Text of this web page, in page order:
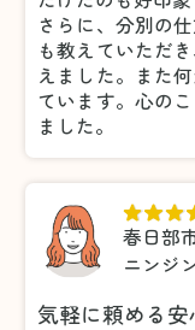
さらに、分別の
も教えていただ
えました。また
ています。心の
ました。
春日部
ニンジ
気軽に頼める安